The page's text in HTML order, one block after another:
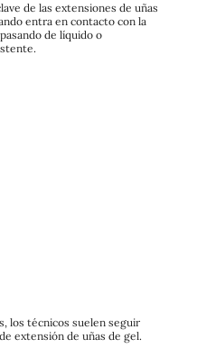
de las extensiones de uñas
entra en contacto con la
de líquido o
los técnicos suelen seguir
extensión de uñas de gel.